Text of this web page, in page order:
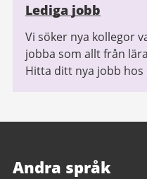
Lediga jobb
Vi söker nya kollegor
jobba som allt från
Hitta ditt nya jobb hos
Andra språk